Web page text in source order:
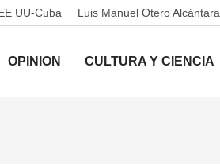
UU-Cuba Luis Manuel Otero Alcántara
OPINIÓN CULTURA Y CIENCIA